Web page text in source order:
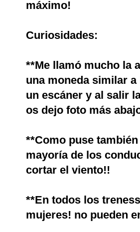
máximo!
Curiosidades:
**Me llamó mucho la
una moneda similar
un escáner y al salir
os dejo foto más
**Como puse
mayoría de los
cortar el viento!!
**En todos los
mujeres! no pueden